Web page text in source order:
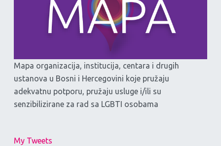
Mapa organizacija, institucija, centara i drugih
ustanova u Bosni i Hercegovini koje pružaju
adekvatnu potporu, pružaju usluge i/ili su
senzibilizirane za rad sa LGBTI osobama
My Tweets